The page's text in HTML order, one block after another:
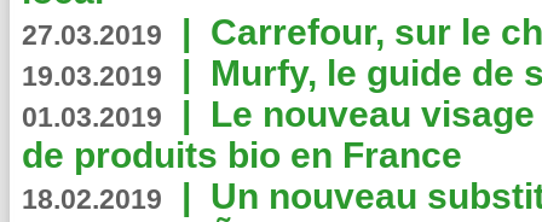
27.03.2019 | Carrefour, sur le
19.03.2019 | Murfy, le guide de
01.03.2019 | Le nouveau
de produits bio en France
18.02.2019 | Un nouveau